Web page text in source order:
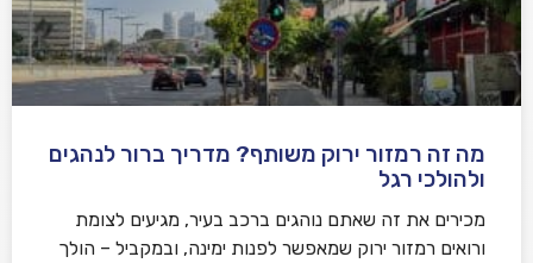
מה זה רמזור ירוק משותף? מדריך ברור לנהגים
ולהולכי רגל
מכירים את זה שאתם נוהגים ברכב בעיר, מגיעים לצומת
ורואים רמזור ירוק שמאפשר לפנות ימינה, ובמקביל – הולך